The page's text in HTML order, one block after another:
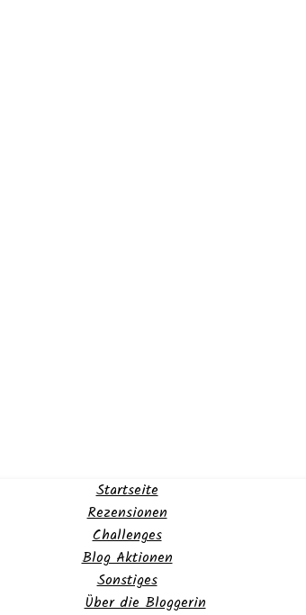
Startseite
Rezensionen
Challenges
Blog Aktionen
Sonstiges
Über die Bloggerin